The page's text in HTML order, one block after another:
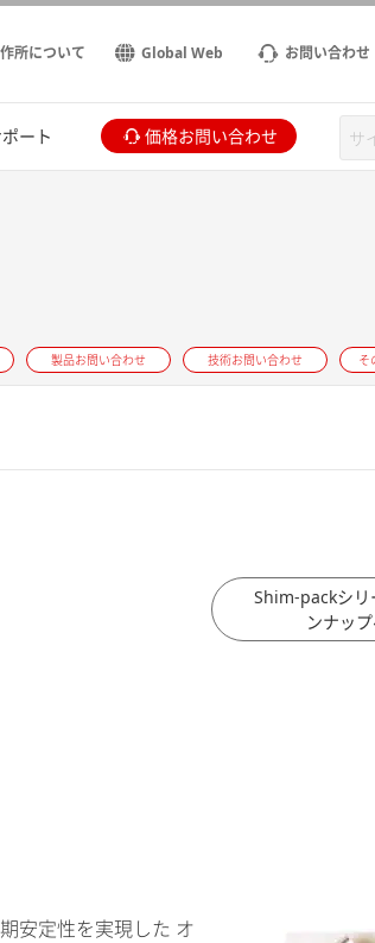
所について Global Web お問い合わせ
ート 価格お問い合わせ
製品お問い合わせ 技術お問い合わせ そ
Shim-packシリ
ンナッ
安定性を実現した オ